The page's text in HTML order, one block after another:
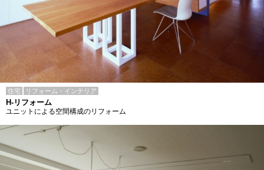
住宅 リフォーム・インテリア
H-リフォーム
ユニットによる空間構成のリフォーム